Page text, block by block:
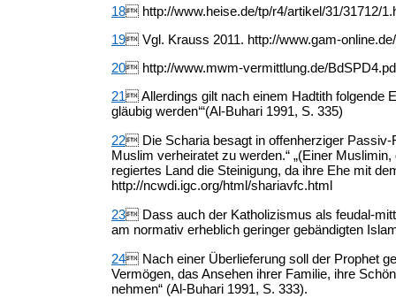
18 http://www.heise.de/tp/r4/artikel/31/31712/
19 Vgl. Krauss 2011. http://www.gam-
20 http://www.mwm-vermittlung.de/
21 Allerdings gilt nach einem Hadtith folgende
gläubig werden‘“(Al-Buhari 1991, S. 335)
22 Die Scharia besagt in offenherziger Passiv-
Muslim verheiratet zu werden.“ „(Einer
regiertes Land die Steinigung, da ihre Ehe mit
http://ncwdi.igc.org/html/shariavfc.html
23 Dass auch der Katholizismus als feudal-
am normativ erheblich geringer gebändigten
24 Nach einer Überlieferung soll der Prophet
Vermögen, das Ansehen ihrer Familie, ihre
nehmen“ (Al-Buhari 1991, S. 333).